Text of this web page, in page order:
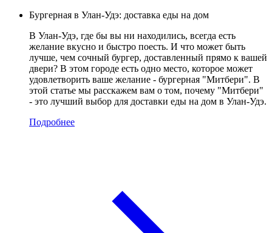
Бургерная в Улан-Удэ: доставка еды на дом
В Улан-Удэ, где бы вы ни находились, всегда есть
желание вкусно и быстро поесть. И что может быть
лучше, чем сочный бургер, доставленный прямо к вашей
двери? В этом городе есть одно место, которое может
удовлетворить ваше желание - бургерная "Митбери". В
этой статье мы расскажем вам о том, почему "Митбери"
- это лучший выбор для доставки еды на дом в Улан-Удэ.
Подробнее